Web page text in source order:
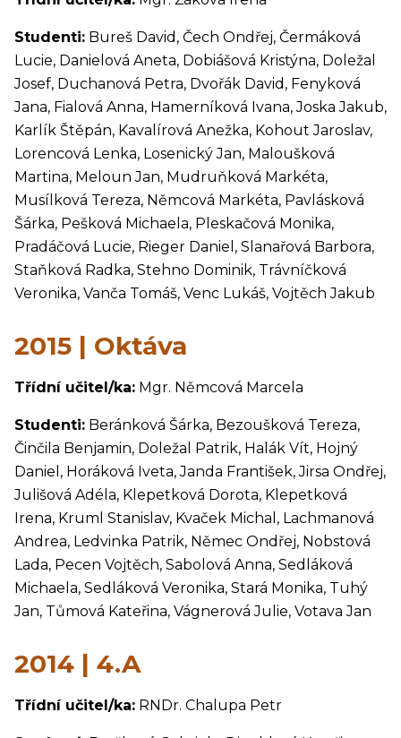
Studenti: Bureš David, Čech Ondřej, Čermáková
Lucie, Danielová Aneta, Dobiášová Kristýna, Doležal
Josef, Duchanová Petra, Dvořák David, Fenyková
Jana, Fialová Anna, Hamerníková Ivana, Joska Jakub,
Karlík Štěpán, Kavalírová Anežka, Kohout Jaroslav,
Lorencová Lenka, Losenický Jan, Maloušková
Martina, Meloun Jan, Mudruňková Markéta,
Musílková Tereza, Němcová Markéta, Pavlásková
Šárka, Pešková Michaela, Pleskačová Monika,
Pradáčová Lucie, Rieger Daniel, Slanařová Barbora,
Staňková Radka, Stehno Dominik, Trávníčková
Veronika, Vanča Tomáš, Venc Lukáš, Vojtěch Jakub
2015 | Oktáva
Třídní učitel/ka: Mgr. Němcová Marcela
Studenti: Beránková Šárka, Bezoušková Tereza,
Činčila Benjamin, Doležal Patrik, Halák Vít, Hojný
Daniel, Horáková Iveta, Janda František, Jirsa Ondřej,
Julišová Adéla, Klepetková Dorota, Klepetková
Irena, Kruml Stanislav, Kvaček Michal, Lachmanová
Andrea, Ledvinka Patrik, Němec Ondřej, Nobstová
Lada, Pecen Vojtěch, Sabolová Anna, Sedláková
Michaela, Sedláková Veronika, Stará Monika, Tuhý
Jan, Tůmová Kateřina, Vágnerová Julie, Votava Jan
2014 | 4.A
Třídní učitel/ka: RNDr. Chalupa Petr